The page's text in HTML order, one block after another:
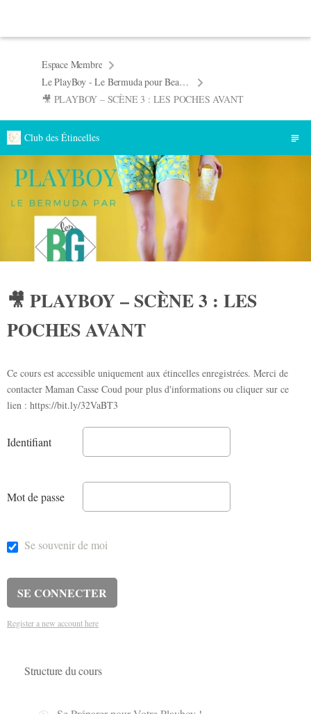
Espace Membre
Le PlayBoy - Le Bermuda pour Beaux Gosses made in Patrons Les BG
🎥 PLAYBOY – SCÈNE 3 : LES POCHES AVANT
Club des Étincelles
🎥 PLAYBOY – SCÈNE 3 : LES
POCHES AVANT
Ce cours est accessible uniquement aux étincelles enregistrées. Merci de
contacter Maman Casse Coud pour plus d'informations ou cliquer sur ce
lien : https://bit.ly/32VaBT3
Identifiant
Mot de passe
Se souvenir de moi
Register a new account here
Structure du cours